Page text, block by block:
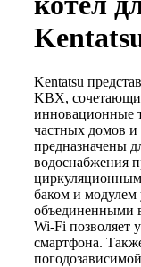
Kentatsu
KBX,
инновационные
частных домов
предназначены
водоснабжения
баком и модулем
объединенными
Wi-Fi позволяет
смартфона.